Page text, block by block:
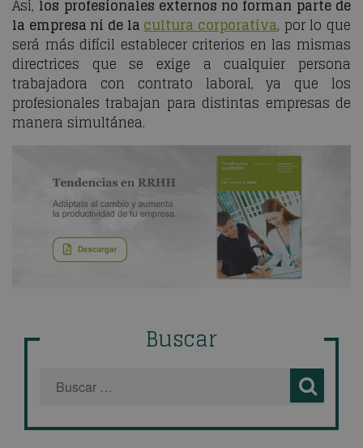
Así, los profesionales externos no forman parte de
la empresa ni de lacultura corporativa, por lo que
será más difícil establecer criterios en las mismas
directrices que se exige a cualquier persona
trabajadora con contrato laboral, ya que los
profesionales trabajan para distintas empresas de
manera simultánea.
Buscar